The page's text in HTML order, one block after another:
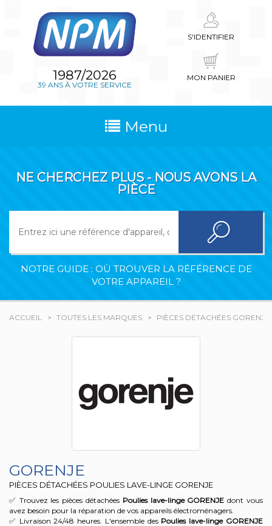
1987/2026
39 ANS À VOTRE SERVICE
S'IDENTIFIER
MON PANIER
Menu
NE CHERCHEZ PLUS - NOUS AVONS LA
PIÈCE
NOTRE GUIDE : OÙ TROUVER LA RÉFÉRENCE DE
VOTRE APPAREIL ?
ACCUEIL TOUTES LES MARQUES PIÈCES DÉTACHÉES GORENJE
GORENJE
PIÈCES DÉTACHÉES POULIES LAVE-LINGE GORENJE
✅ Trouvez les pièces détachées Poulies lave-linge GORENJE dont vous
avez besoin pour la réparation de vos appareils électroménagers.
✅ Livraison 24/48 heures. L'ensemble des Poulies lave-linge GORENJE